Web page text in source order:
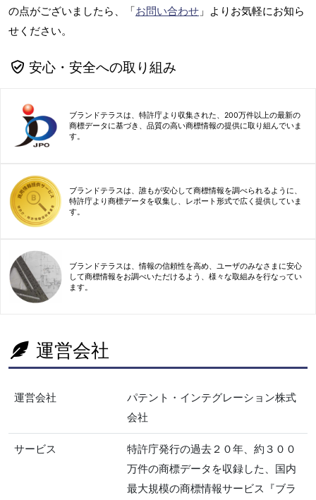
の点がございましたら、「お問い合わせ 」よりお気軽にお知ら
せください。
安心・安全への取り組み
ブランドテラスは、特許庁より収集された、200万件以上の最新の
商標データに基づき、品質の高い商標情報の提供に取り組んでいま
す。
ブランドテラスは、誰もが安心して商標情報を調べられるように、
特許庁より商標データを収集し、レポート形式で広く提供していま
す。
ブランドテラスは、情報の信頼性を高め、ユーザのみなさまに安心
して商標情報をお調べいただけるよう、様々な取組みを行なってい
ます。
運営会社
運営会社
パテント・インテグレーション株式
会社
サービス
特許庁発行の過去２０年、約３００
万件の商標データを収録した、国内
最大規模の商標情報サービス『ブラ